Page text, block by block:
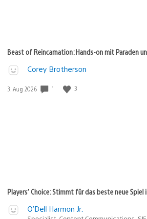
Beast of Reincarnation: Hands-on mit Paraden
Corey Brotherson
Veröffentlichungsdatum:
3. Aug 2026 1 3
Players’ Choice: Stimmt für das beste neue Spiel
O’Dell Harmon Jr.